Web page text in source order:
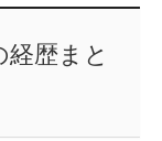
歴まと